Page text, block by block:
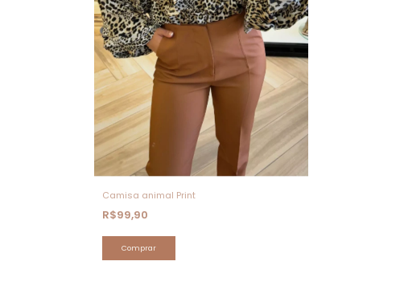
Camisa animal Print
R$99,90
Comprar